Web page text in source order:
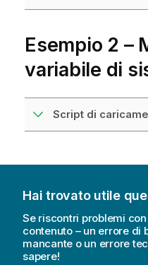
Esempio 2 –
variabile di
Script di
Hai trovato utile
Se riscontri problemi
contenuto – un errore di
mancante o un errore
sapere!